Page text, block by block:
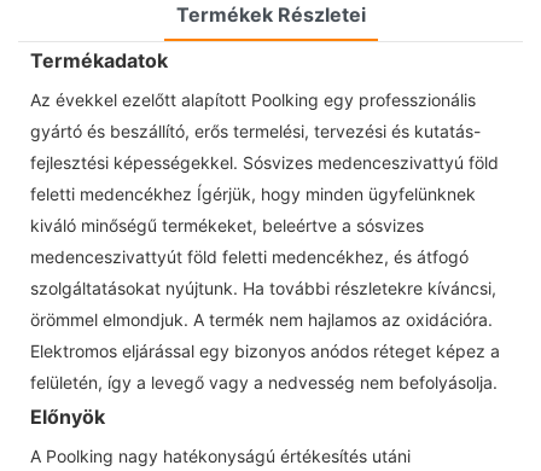
Termékek Részletei
Termékadatok
Az évekkel ezelőtt alapított Poolking egy professzionális
gyártó és beszállító, erős termelési, tervezési és kutatás-
fejlesztési képességekkel. Sósvizes medenceszivattyú föld
feletti medencékhez Ígérjük, hogy minden ügyfelünknek
kiváló minőségű termékeket, beleértve a sósvizes
medenceszivattyút föld feletti medencékhez, és átfogó
szolgáltatásokat nyújtunk. Ha további részletekre kíváncsi,
örömmel elmondjuk. A termék nem hajlamos az oxidációra.
Elektromos eljárással egy bizonyos anódos réteget képez a
felületén, így a levegő vagy a nedvesség nem befolyásolja.
Előnyök
A Poolking nagy hatékonyságú értékesítés utáni